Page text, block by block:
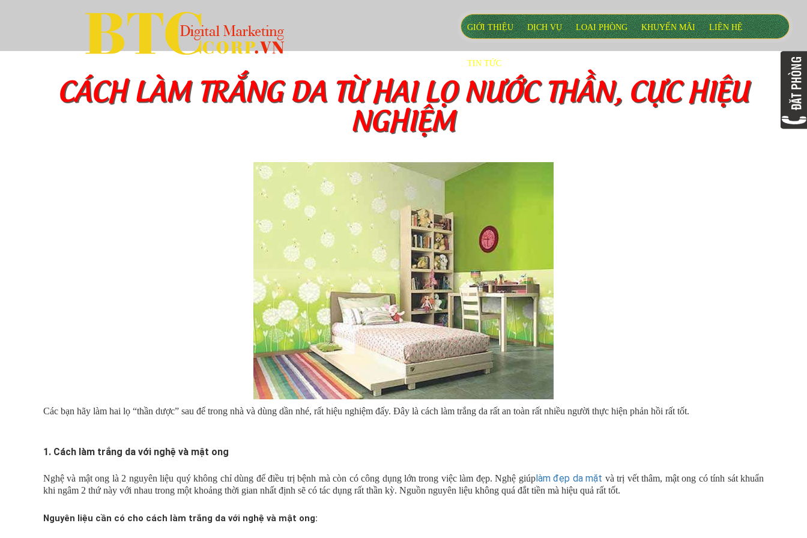
GIỚI THIỆU DỊCH VỤ LOẠI PHÒNG KHUYẾN MÃI LIÊN HỆ
TIN TỨC
CÁCH LÀM TRẮNG DA TỪ HAI LỌ NƯỚC THẦN, CỰC HIỆU
NGHIỆM
Các bạn hãy làm hai lọ “thần dược” sau để trong nhà và dùng dần nhé, rất hiệu nghiệm đấy. Đây là cách làm trắng da rất an toàn rất nhiều người thực hiện phản hồi rất tốt.
1. Cách làm trắng da với nghệ và mật ong
Nghệ và mật ong là 2 nguyên liệu quý không chỉ dùng để điều trị bệnh mà còn có công dụng lớn trong việc làm đẹp. Nghệ giúplàm đẹp da mặt và trị vết thâm, mật ong có tính sát khuẩn
khi ngâm 2 thứ này với nhau trong một khoảng thời gian nhất định sẽ có tác dụng rất thần kỳ. Nguồn nguyên liệu không quá đắt tiền mà hiệu quả rất tốt.
Nguyên liệu cần có cho cách làm trắng da với nghệ và mật ong: